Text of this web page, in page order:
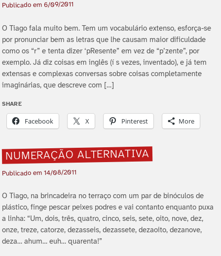
Publicado em6/09/2011
O Tiago fala muito bem. Tem um vocabulário extenso, esforça-se
por pronunciar bem as letras que lhe causam maior dificuldade
como os “r” e tenta dizer ‘pResente” em vez de “p’zente”, por
exemplo. Já diz coisas em inglês (í s vezes, inventado), e já tem
extensas e complexas conversas sobre coisas completamente
imaginárias, que descreve com […]
SHARE
Facebook X Pinterest More
NUMERAÇÃO ALTERNATIVA
Publicado em14/08/2011
O Tiago, na brincadeira no terraço com um par de binóculos de
plástico, finge pescar peixes podres e vai contanto enquanto puxa
a linha: “Um, dois, três, quatro, cinco, seis, sete, oito, nove, dez,
onze, treze, catorze, dezasseis, dezassete, dezaoito, dezanove,
deza… ahum… euh… quarenta!”